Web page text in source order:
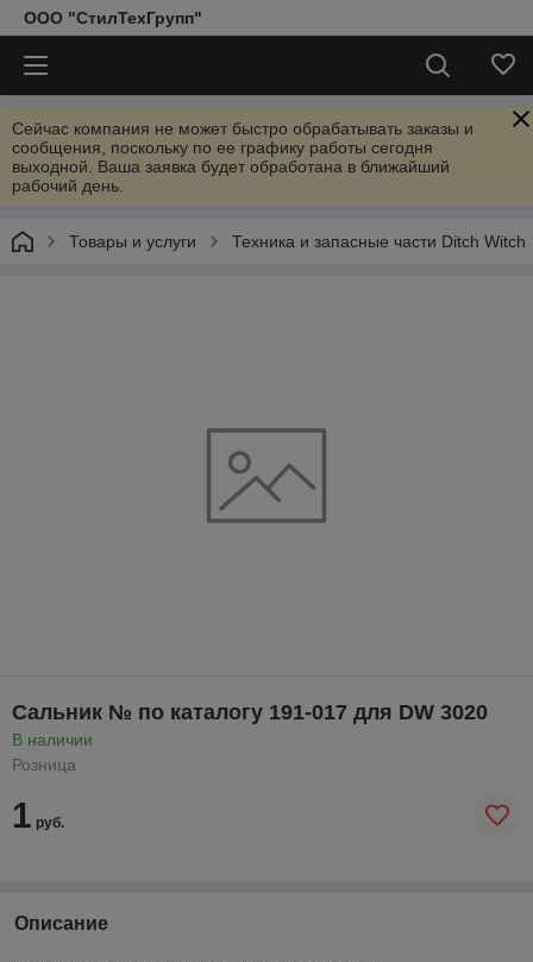
ООО "СтилТехГрупп"
Сейчас компания не может быстро обрабатывать заказы и
сообщения, поскольку по ее графику работы сегодня
выходной. Ваша заявка будет обработана в ближайший
рабочий день.
Товары и услуги Техника и запасные части Ditch Witch
Сальник № по каталогу 191-017 для DW 3020
В наличии
Розница
1 руб.
Описание